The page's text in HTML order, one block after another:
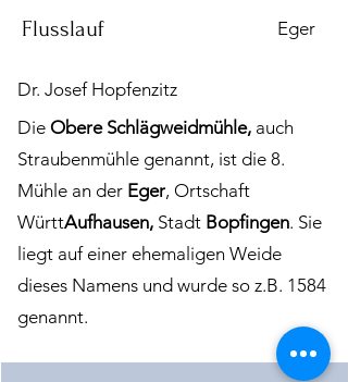
Eger
Flusslauf
Dr. Josef Hopfenzitz
Die Obere Schlägweidmühle, auch
Straubenmühle genannt, ist die 8.
Mühle an der Eger, Ortschaft
WürttAufhausen, Stadt Bopfingen. Sie
liegt auf einer ehemaligen Weide
dieses Namens und wurde so z.B. 1584
genannt.